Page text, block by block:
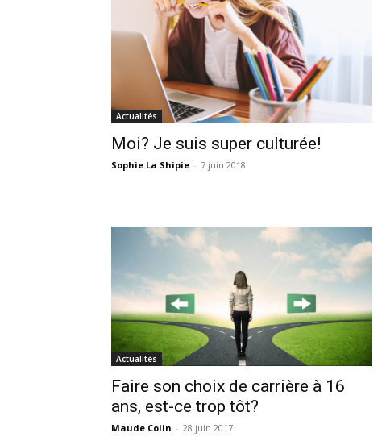
Actualités
Moi? Je suis super culturée!
Sophie La Shipie - 7 juin 2018
Actualités
Faire son choix de carrière à 16
ans, est-ce trop tôt?
Maude Colin - 28 juin 2017